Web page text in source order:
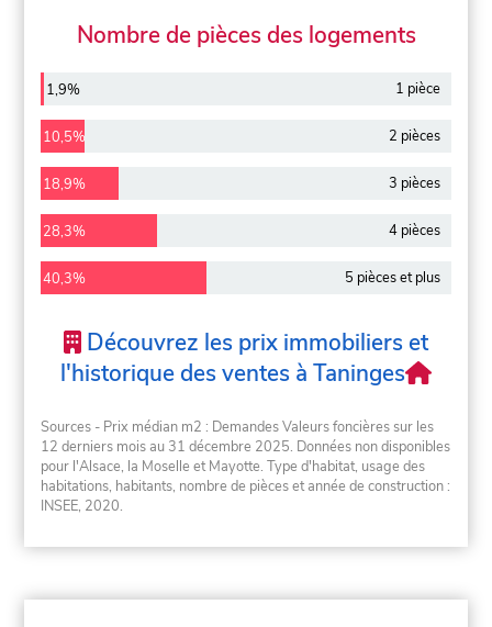
Nombre de pièces des logements
1,9% 1 pièce
10,5% 2 pièces
18,9% 3 pièces
28,3% 4 pièces
40,3% 5 pièces et plus
Découvrez les prix immobiliers et
l'historique des ventes à Taninges
Sources - Prix médian m2 : Demandes Valeurs foncières sur les
12 derniers mois au 31 décembre 2025. Données non disponibles
pour l'Alsace, la Moselle et Mayotte. Type d'habitat, usage des
habitations, habitants, nombre de pièces et année de construction :
INSEE, 2020.